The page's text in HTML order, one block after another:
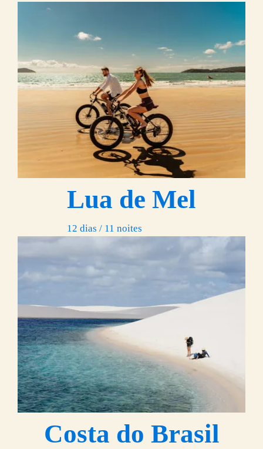
Lua de Mel
12 dias / 11 noites
Costa do Brasil